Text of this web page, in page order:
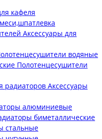
кафеля
Аксессуары для
водяные
Полотенцесушители
Аксессуары
алюминиевые
биметаллические
стальные